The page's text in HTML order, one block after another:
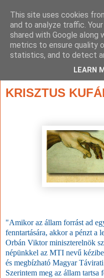
KRISZTUS
"Amikor az állam forrást ad
fenntartására, akkor a pénzt a
Orbán Viktor miniszterelnök
népünkkel az MTI nevű
és megbízható Magyar
Szerintem meg az állam tartsa
This site uses cookies
and to analyze traffic.
shared with Google along
metrics to ensure quality
statistics, and to detect
LEARN